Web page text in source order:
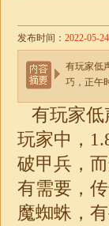
发布时间： 2022-05-
有玩家低
巧，正午
有玩家低
玩家中，
破甲兵，
有需要，
魔蜘蛛，